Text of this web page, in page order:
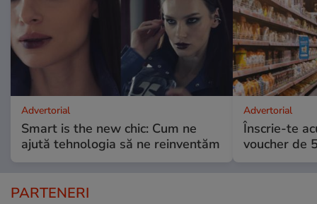
Advertorial
Smart is the new chic: Cum ne
ajută tehnologia să ne reinventăm
Advertorial
Înscrie-te
voucher de
PARTENERI